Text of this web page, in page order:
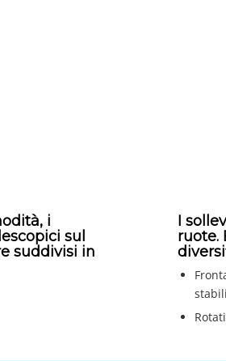
i
sul
suddivisi in
I
ruote.